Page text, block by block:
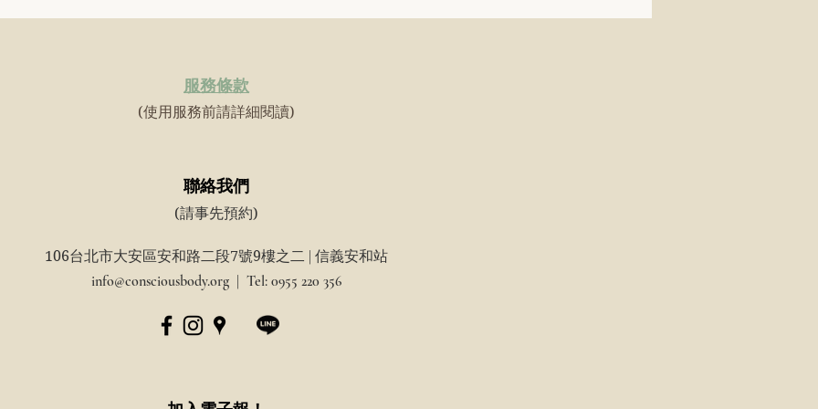
​服務條款
(使用服務前請詳細閱讀)
聯絡我們
(請事先預約)
106台北市大安區安和路二段7號9樓之二 | 信義安和站
info@consciousbody.org | Tel: 0955 220 356